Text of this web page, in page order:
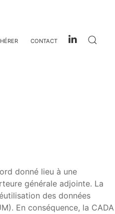
CONTACT
donné lieu à une
générale adjointe. La
des données
En conséquence, la CADA